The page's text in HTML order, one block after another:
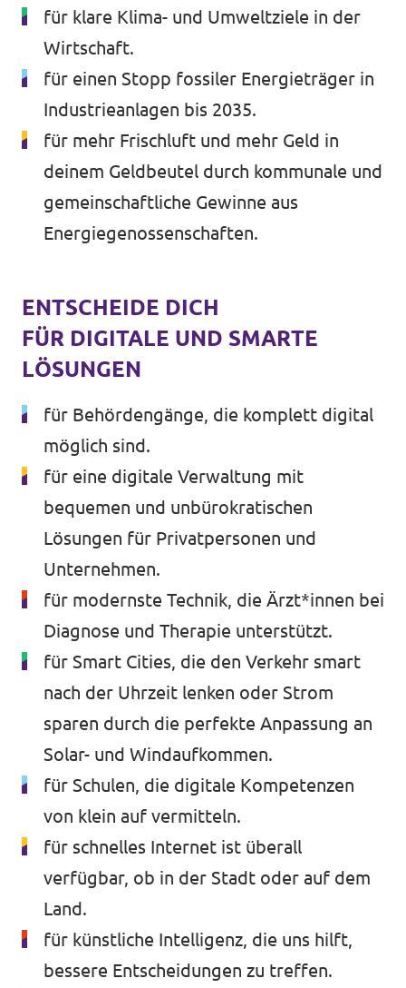
für klare Klima- und Umweltziele in der
Wirtschaft.
für einen Stopp fossiler Energieträger in
Industrieanlagen bis 2035.
für mehr Frischluft und mehr Geld in
deinem Geldbeutel durch kommunale und
gemeinschaftliche Gewinne aus
Energiegenossenschaften.
ENTSCHEIDE DICH
FÜR DIGITALE UND SMARTE
LÖSUNGEN
für Behördengänge, die komplett digital
möglich sind.
für eine digitale Verwaltung mit
bequemen und unbürokratischen
Lösungen für Privatpersonen und
Unternehmen.
für modernste Technik, die Ärzt*innen bei
Diagnose und Therapie unterstützt.
für Smart Cities, die den Verkehr smart
nach der Uhrzeit lenken oder Strom
sparen durch die perfekte Anpassung an
Solar- und Windaufkommen.
für Schulen, die digitale Kompetenzen
von klein auf vermitteln.
für schnelles Internet ist überall
verfügbar, ob in der Stadt oder auf dem
Land.
für künstliche Intelligenz, die uns hilft,
bessere Entscheidungen zu treffen.